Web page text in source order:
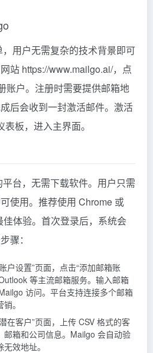
用户无需复杂的技术背景即可
站 https://www.mailgo.ai/，点
账户。注册时需要提供邮箱地
后会收到一封激活邮件。激活
板，进入主界面。
台，无需下载软件。用户只需
使用。推荐使用 Chrome 或
体验。首次登录后，系统会
骤：
户设置”页面，点击“添加邮箱账
等主流邮箱服务。输入邮箱
访问。平台支持连接多个邮箱
。
在客户”页面，上传 CSV 格式的客
邮箱和公司信息。Mailgo 会自动验
效地址。